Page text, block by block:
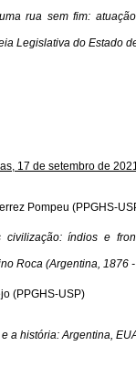
rua sem fim:
Legislativa do Estado
17 de setembro de
Pompeu (PPGHS-
civilização: índios e
Roca (Argentina, 1876
(PPGHS-USP)
a história: Argentina,